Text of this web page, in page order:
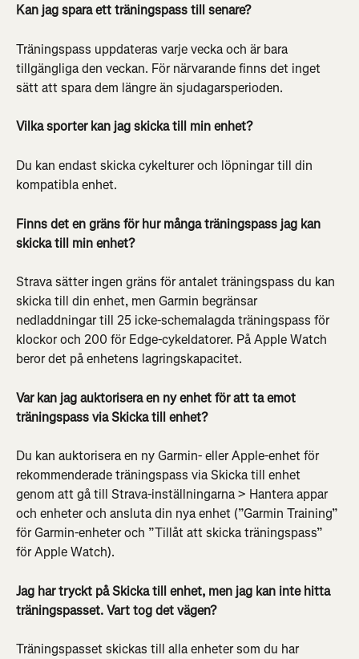
Kan jag spara ett träningspass till senare?
Träningspass uppdateras varje vecka och är bara
tillgängliga den veckan. För närvarande finns det inget
sätt att spara dem längre än sjudagarsperioden.
Vilka sporter kan jag skicka till min enhet?
Du kan endast skicka cykelturer och löpningar till din
kompatibla enhet.
Finns det en gräns för hur många träningspass jag kan
skicka till min enhet?
Strava sätter ingen gräns för antalet träningspass du kan
skicka till din enhet, men Garmin begränsar
nedladdningar till 25 icke-schemalagda träningspass för
klockor och 200 för Edge-cykeldatorer. På Apple Watch
beror det på enhetens lagringskapacitet.
Var kan jag auktorisera en ny enhet för att ta emot
träningspass via Skicka till enhet?
Du kan auktorisera en ny Garmin- eller Apple-enhet för
rekommenderade träningspass via Skicka till enhet
genom att gå till Strava-inställningarna > Hantera appar
och enheter och ansluta din nya enhet (”Garmin Training”
för Garmin-enheter och ”Tillåt att skicka träningspass”
för Apple Watch).
Jag har tryckt på Skicka till enhet, men jag kan inte hitta
träningspasset. Vart tog det vägen?
Träningspasset skickas till alla enheter som du har